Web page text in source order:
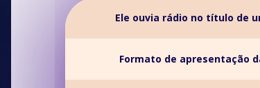
Ele ouvia rádio no título de
Formato de apresentação